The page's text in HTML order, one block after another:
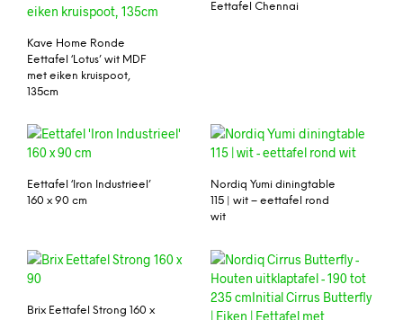
Kave Home Ronde
Eettafel ‘Lotus’ wit MDF
met eiken kruispoot,
135cm
Eettafel Chennai
Eettafel ‘Iron Industrieel’
160 x 90 cm
Nordiq Yumi diningtable
115 | wit – eettafel rond
wit
Brix Eettafel Strong 160 x